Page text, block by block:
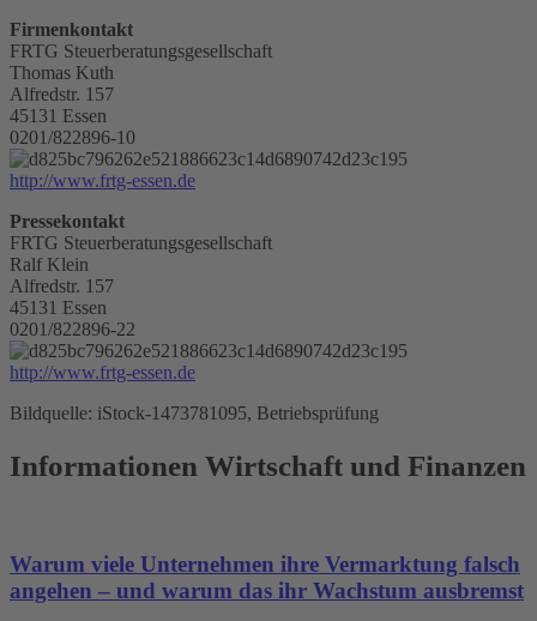
Firmenkontakt
FRTG Steuerberatungsgesellschaft
Thomas Kuth
Alfredstr. 157
45131 Essen
0201/822896-10
http://www.frtg-essen.de
Pressekontakt
FRTG Steuerberatungsgesellschaft
Ralf Klein
Alfredstr. 157
45131 Essen
0201/822896-22
http://www.frtg-essen.de
Bildquelle: iStock-1473781095, Betriebsprüfung
Informationen Wirtschaft und Finanzen
Warum viele Unternehmen ihre Vermarktung falsch
angehen – und warum das ihr Wachstum ausbremst